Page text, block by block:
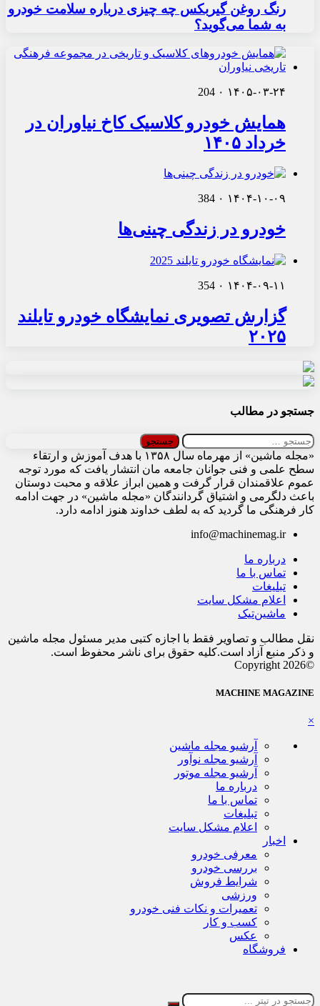
رنگ روغن گیربکس چه چیزی درباره سلامت خودرو
به شما می‌گوید؟
۱۴۰۵-۰۳-۲۴ ۰ 204
همایش خودرو کلاسیک کاخ نیاوران در
خرداد ۱۴۰۵
۱۴۰۴-۱۰-۰۹ ۰ 384
خودرو در زندگی چینی‌ها
۱۴۰۴-۰۹-۱۱ ۰ 354
گزارش تصویری نمایشگاه خودرو تایلند
۲۰۲۵
جستجو در مطالب
جستجو
برای:
«مجله ماشین» از مهرماه سال ۱۳۵۸ با هدف آموزش و ارتقاء
سطح علمی و فنی جوانان جامعه مان انتشار یافت که مورد توجه
عموم علاقمندان قرار گرفت و همین ابراز علاقه و محبت دوستان
باعث دلگرمی و اشتیاق گردانندگان «مجله ماشین» در جهت ادامه
کار فرهنگی ما گردید که به لطف خداوند هنوز ادامه دارد.
info@machinemag.ir
درباره ما
تماس با ما
تبلیغات
اعلام مشکل سایت
ماشین‌تیک
نقل مطالب و تصاویر فقط با اجازه کتبی مدیر مسئول مجله ماشین
و ذکر منبع آزاد است.کلیه حقوق برای ناشر محفوظ است.
©Copyright 2026
MACHINE MAGAZINE
×
آرشیو مجله ماشین
آرشیو مجله نوآور
آرشیو مجله موتور
درباره ما
تماس با ما
تبلیغات
اعلام مشکل سایت
اخبار
معرفی خودرو
بررسی خودرو
شرایط فروش
ورزشی
تعمیرات و نکات فنی خودرو
کسب و کار
عکس
فروشگاه